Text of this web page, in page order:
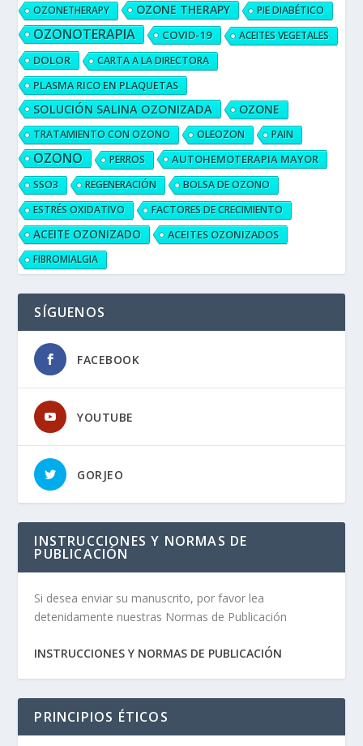
OZONETHERAPY OZONE THERAPY PIE DIABÉTICO
OZONOTERAPIA COVID-19 ACEITES VEGETALES
DOLOR CARTA A LA DIRECTORA
PLASMA RICO EN PLAQUETAS
SOLUCIÓN SALINA OZONIZADA OZONE
TRATAMIENTO CON OZONO OLEOZON PAIN
OZONO PERROS AUTOHEMOTERAPIA MAYOR
SSO3 REGENERACIÓN
BOLSA DE OZONO
ESTRÉS OXIDATIVO
FACTORES DE CRECIMIENTO
ACEITE OZONIZADO ACEITES OZONIZADOS
FIBROMIALGIA
SÍGUENOS
FACEBOOK
YOUTUBE
GORJEO
INSTRUCCIONES Y NORMAS DE
PUBLICACIÓN
Si desea enviar su manuscrito, por favor lea
detenidamente nuestras Normas de Publicación
INSTRUCCIONES Y NORMAS DE PUBLICACIÓN
PRINCIPIOS ÉTICOS